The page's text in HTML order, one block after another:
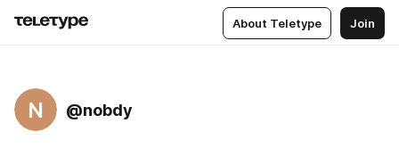
About Teletype Join
N @nobdy